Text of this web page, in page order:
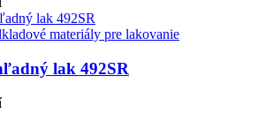
môžete
vybrať
na
stránke
produktu.
produkt
má
variantov.
Možnosti
si
môžete
materiály pre lakovanie
lak 492SR
Tento